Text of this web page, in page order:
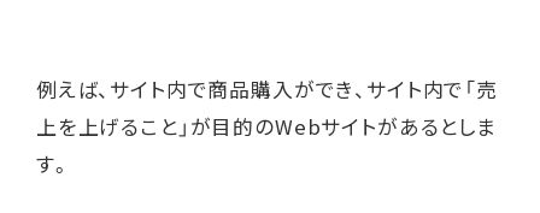
例えば、サイト内で商品購入ができ、サイト内で「売
上を上げること」が目的のWebサイトがあるとしま
す。